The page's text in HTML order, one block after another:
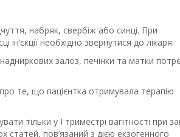
набряк, свербіж або синці. При
ін’єкції необхідно звернутися до лікаря.
залоз, печінки та матки
про те, що пацієнтка отримувала терапію
тільки у І триместрі вагітності при
статей, пов’язаний з дією екзогенного